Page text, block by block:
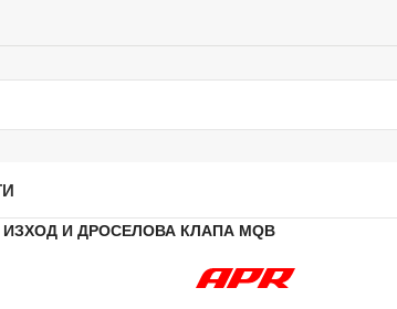
И ДРОСЕЛОВА КЛАПА MQB